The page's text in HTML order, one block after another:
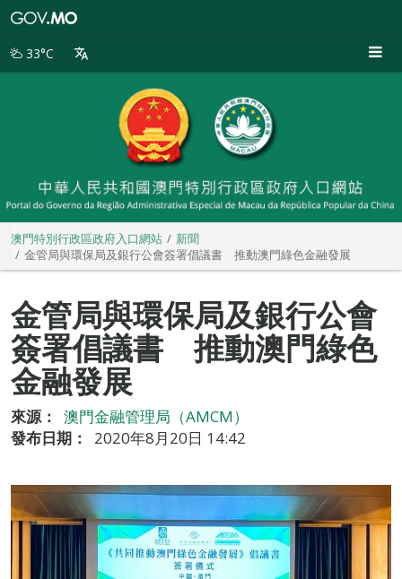
別
33°C
澳門特別行政區政府入口網站
新聞
金管局與環保局及銀行公會簽署倡議書 推動澳門綠色金融發展
金管局與環保局及銀行公會
簽署倡議書 推動澳門綠色
金融發展
來源：
澳門金融管理局（AMCM）
發布日期：
2020年8月20日 14:42